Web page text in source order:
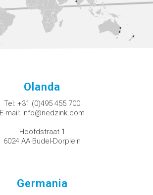
Olanda
Tel: +31 (0)495 455 700
E-mail: info@nedzink.com
Hoofdstraat 1
6024 AA Budel-Dorplein
Germania